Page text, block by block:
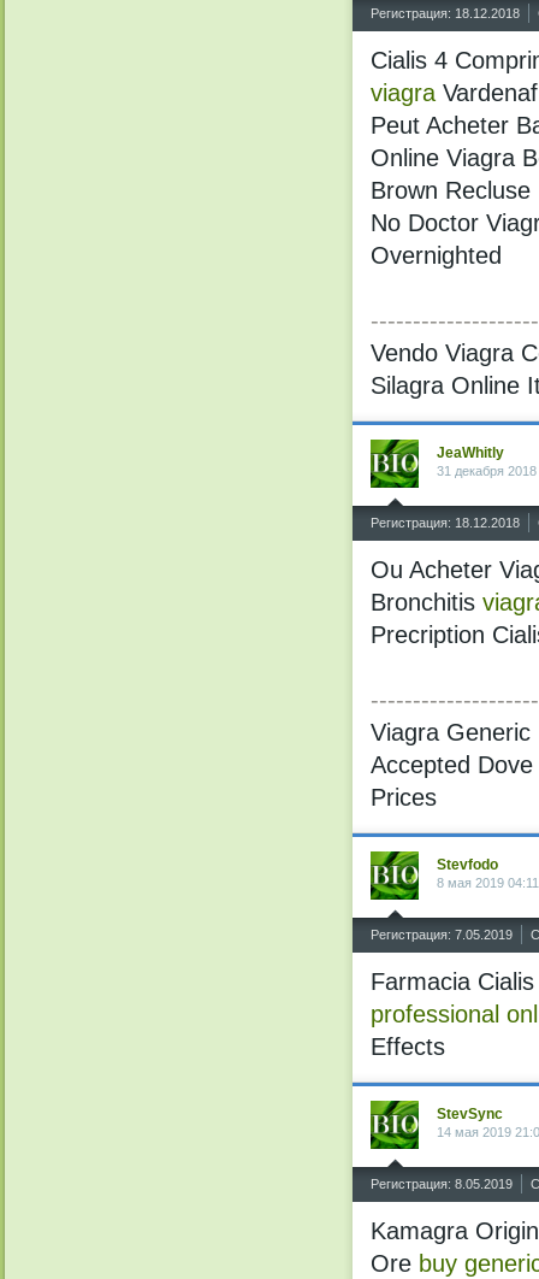
Регистрация: 18.12.2018
Cialis 4
viagra
Peut Acheter
Online Viagra
Brown
No Doctor
Overnighted
--------------------
Vendo Viagra
Silagra Online
JeaWhitly
31 декабря
Регистрация: 18.12.2018
Ou Acheter
Bronchitis
Precription
--------------------
Viagra
Accepted
Prices
Stevfodo
8 мая 2019 04:11
Регистрация: 7.05.2019
Farmacia
professional
Effects
StevSync
14 мая 2019
Регистрация: 8.05.2019
Kamagra
Ore buy